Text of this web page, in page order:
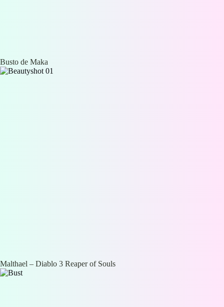
Busto de Maka
Malthael – Diablo 3 Reaper of Souls